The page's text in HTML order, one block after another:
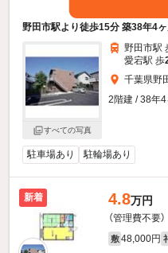
野田市駅より徒歩15分 築38年4
すべての写真
野田市駅
愛宕駅 歩
千葉県野
2階建 / 38年4
駐車場あり 駐輪場あり
新着 4.8万円
（管理費不要）
敷 48,000円